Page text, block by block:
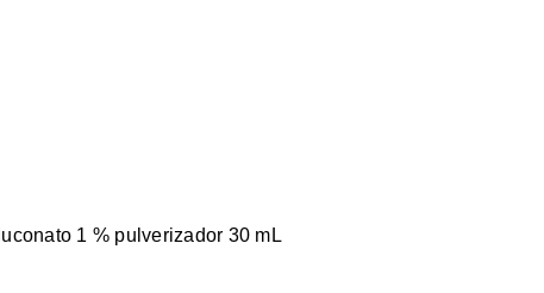
1 % pulverizador 30 mL